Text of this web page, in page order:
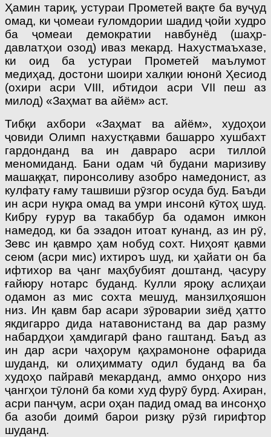
Ҳамин тариқ, устураи Прометей вақте ба вуҷуд
омад, ки ҷомеаи ғуломдории шадид ҷойи худро
ба ҷомеаи демократии навбунёд (шаҳр-
давлатҳои озод) иваз мекард. Нахустмаъхазе,
ки оид ба устураи Прометей маълумот
медиҳад, достони шоири халқии юнонӣ Ҳесиод
(охири асри VIII, ибтидои асри VII пеш аз
милод) «Заҳмат ва айём» аст.
Тибқи ахбори «Заҳмат ва айём», худоҳои
ҷовиди Олимп нахустқавми башарро хушбахт
гардонданд ва ин давраро асри тиллоӣ
меномиданд. Бани одам чӣ будани маризиву
машаққат, пиронсоливу азобро намедонист, аз
кулфату ғаму ташвиши рӯзгор осуда буд. Баъди
ин асри нуқра омад ва умри инсонӣ кӯтоҳ шуд.
Кибру ғурур ва такаббур ба одамон имкон
намедод, ки ба эзадон итоат кунанд, аз ин рӯ,
Зевс ин қавмро ҳам нобуд сохт. Ниҳоят қавми
сеюм (асри мис) ихтироъ шуд, ки ҳайати он ба
ифтихор ва ҷанг маҳбубият доштанд, ҷасуру
ғайюру нотарс буданд. Кулли яроқу аслиҳаи
одамон аз мис сохта мешуд, манзилҳояшон
низ. Ин қавм бар асари зӯроварии зиёд ҳатто
якдигарро дида натавонистанд ва дар разму
набардҳои ҳамдигарӣ фано гаштанд. Баъд аз
ин дар асри чаҳорум қаҳрамононе офарида
шуданд, ки олиҳиммату одил буданд ва ба
худоҳо пайравӣ мекарданд, аммо онҳоро низ
ҷангҳои тӯлонӣ ба коми худ фурӯ бурд. Ахиран,
асри панҷум, асри оҳан падид омад ва инсонҳо
ба азоби доимӣ барои ризқу рӯзӣ гирифтор
шуданд.